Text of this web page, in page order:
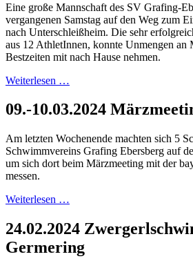
Eine große Mannschaft des SV Grafing-
vergangenen Samstag auf den Weg zum
nach Unterschleißheim. Die sehr
aus 12 AthletInnen, konnte Unmengen an
Bestzeiten mit nach Hause nehmen.
Weiterlesen …
09.-10.03.2024
Am letzten Wochenende machten sich 5
Schwimmvereins Grafing Ebersberg auf
um sich dort beim Märzmeeting mit der
messen.
Weiterlesen …
24.02.2024
Germering